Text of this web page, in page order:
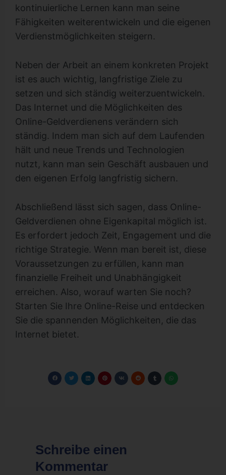
kontinuierliche Lernen kann man seine
Fähigkeiten weiterentwickeln und die eigenen
Verdienstmöglichkeiten steigern.
Neben der Arbeit an einem konkreten Projekt
ist es auch wichtig, langfristige Ziele zu
setzen und sich ständig weiterzuentwickeln.
Das Internet und die Möglichkeiten des
Online-Geldverdienens verändern sich
ständig. Indem man sich auf dem Laufenden
hält und neue Trends und Technologien
nutzt, kann man sein Geschäft ausbauen und
den eigenen Erfolg langfristig sichern.
Abschließend lässt sich sagen, dass Online-
Geldverdienen ohne Eigenkapital möglich ist.
Es erfordert jedoch Zeit, Engagement und die
richtige Strategie. Wenn man bereit ist, diese
Voraussetzungen zu erfüllen, kann man
finanzielle Freiheit und Unabhängigkeit
erreichen. Also, worauf warten Sie noch?
Starten Sie Ihre Online-Reise und entdecken
Sie die spannenden Möglichkeiten, die das
Internet bietet.
Schreibe einen
Kommentar